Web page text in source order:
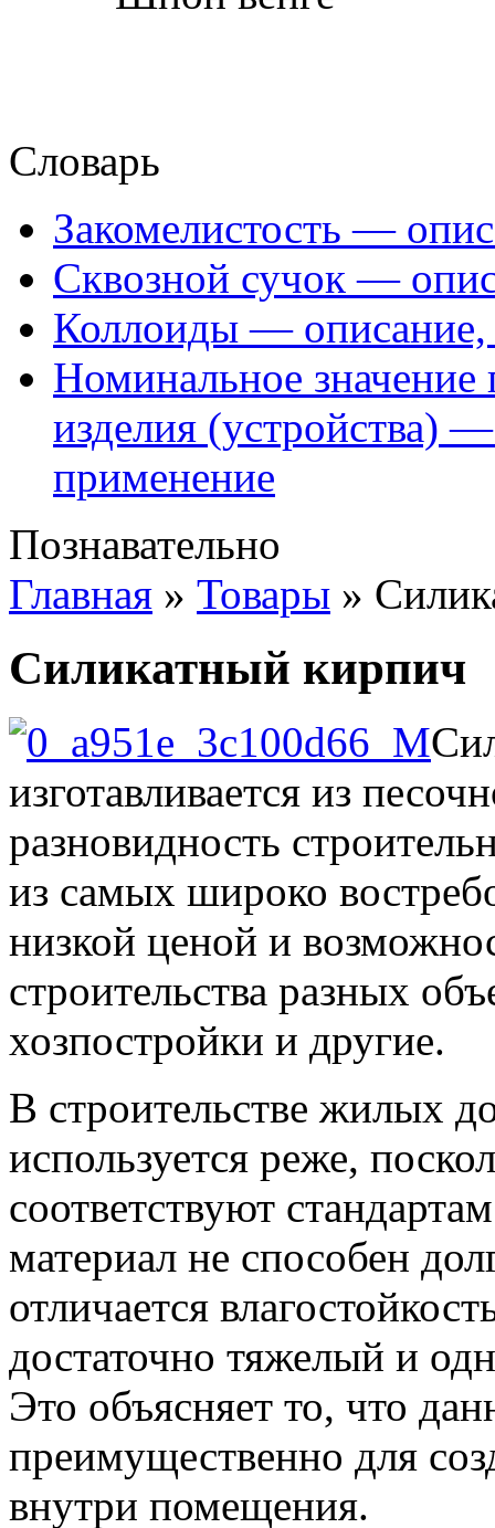
Словарь
Закомелистость —
Сквозной сучок —
Коллоиды — описание,
Номинальное значение
изделия (устройства)
применение
Познавательно
Главная » Товары »
Силикатный кирпич
изготавливается из
разновидность
из самых широко
низкой ценой и
строительства разных
хозпостройки и другие.
В строительстве жилых
используется реже,
соответствуют
материал не способен
отличается
достаточно тяжелый и
Это объясняет то, что
преимущественно для
внутри помещения.